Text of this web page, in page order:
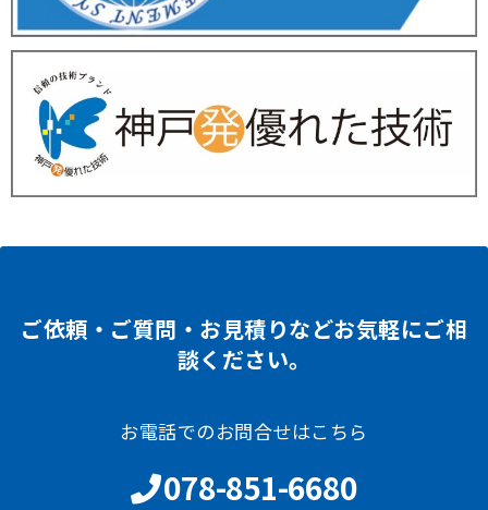
ご依頼・ご質問・お見積りなどお気軽にご相
談ください。
お電話でのお問合せはこちら
078-851-6680